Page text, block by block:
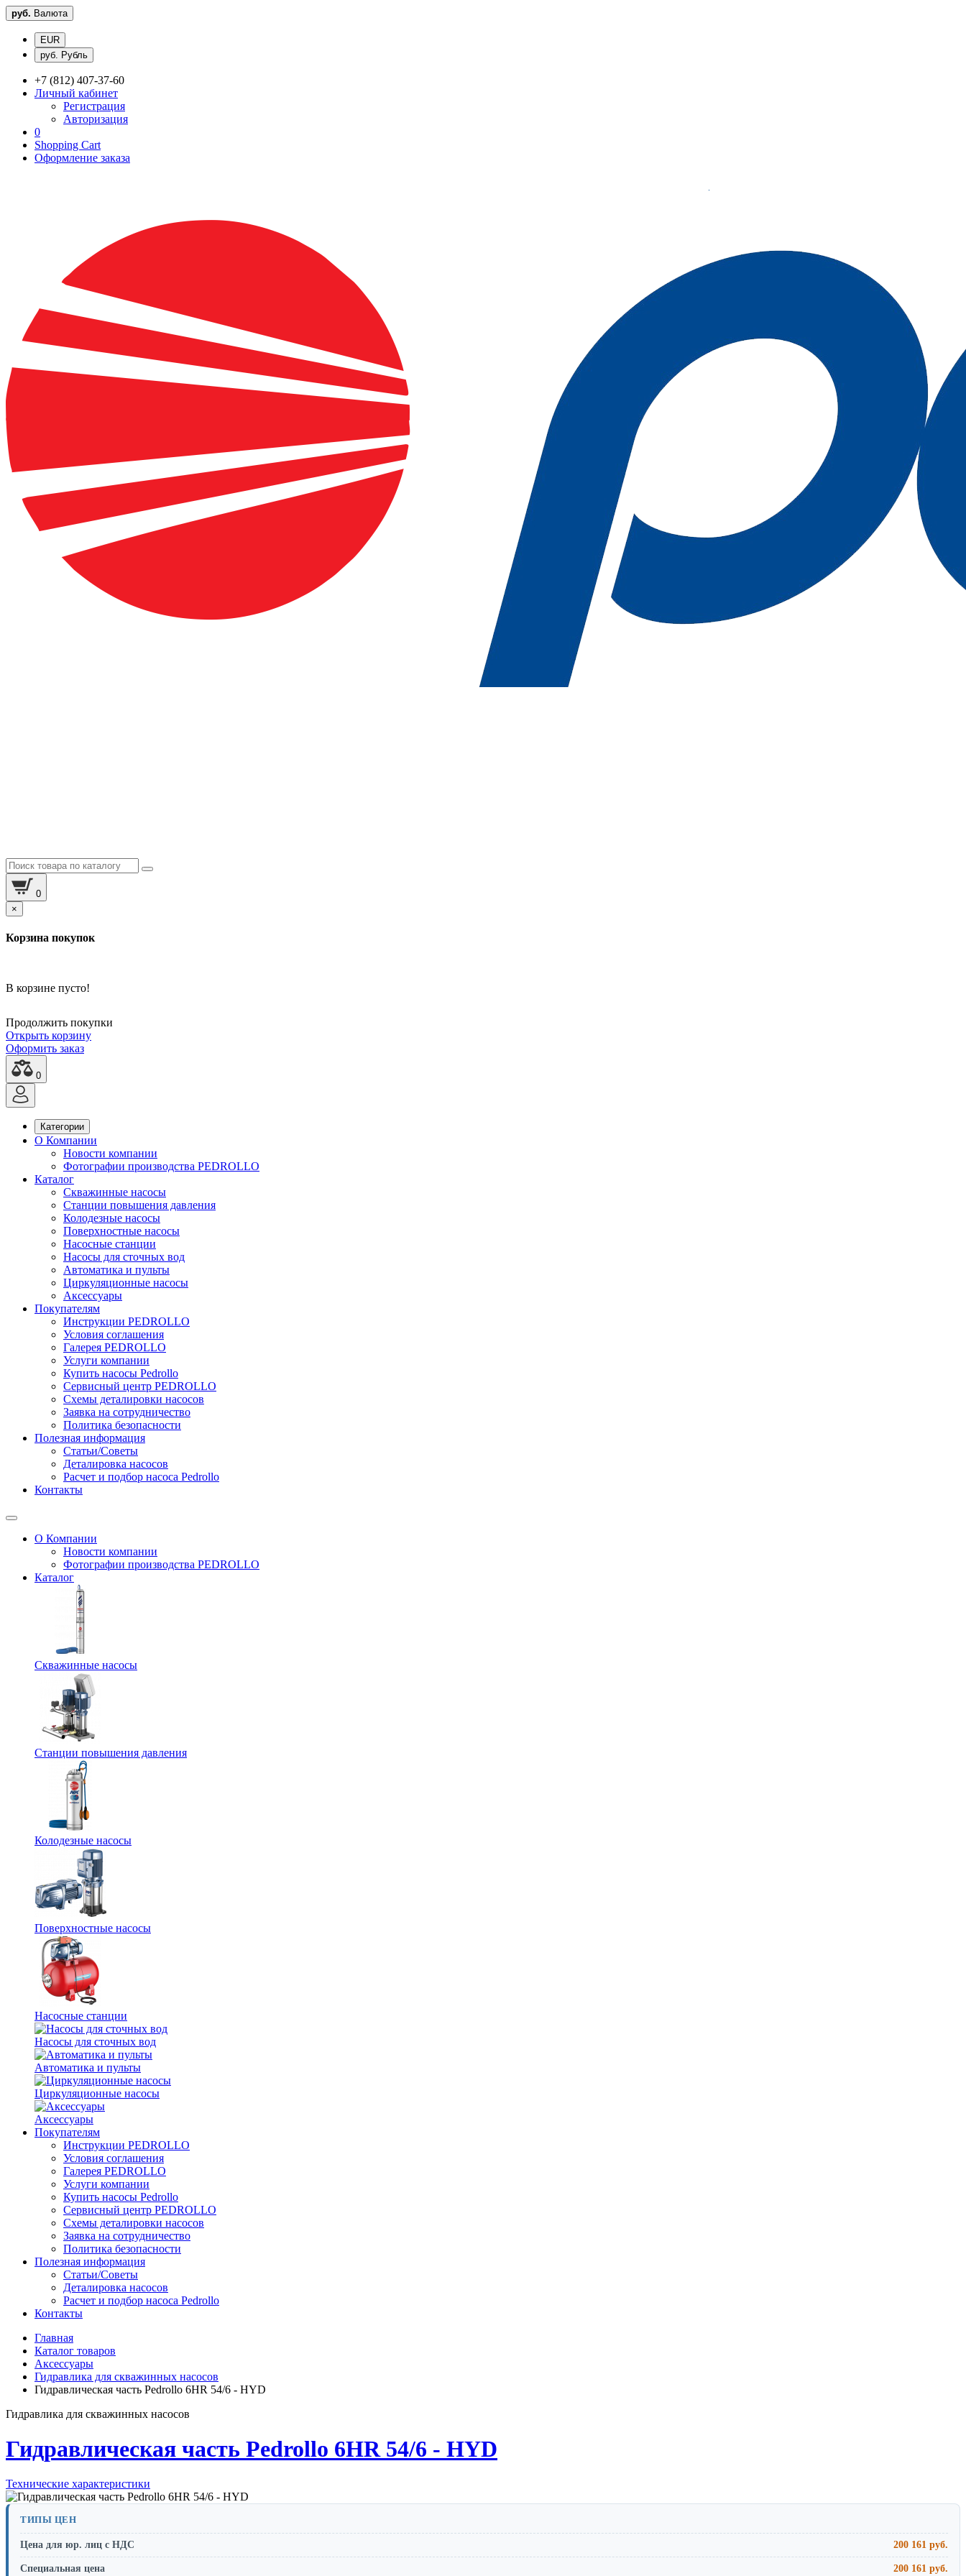
руб. Валюта
EUR
руб. Рубль
+7 (812) 407-37-60
Личный кабинет
Регистрация
Авторизация
0
Shopping Cart
Оформление заказа
0
×
Корзина покупок
В корзине пусто!
Продолжить покупки
Открыть корзину
Оформить заказ
0
Категории
О Компании
Новости компании
Фотографии производства PEDROLLO
Каталог
Скважинные насосы
Станции повышения давления
Колодезные насосы
Поверхностные насосы
Насосные станции
Насосы для сточных вод
Автоматика и пульты
Циркуляционные насосы
Аксессуары
Покупателям
Инструкции PEDROLLO
Условия соглашения
Галерея PEDROLLO
Услуги компании
Купить насосы Pedrollo
Сервисный центр PEDROLLO
Схемы деталировки насосов
Заявка на сотрудничество
Политика безопасности
Полезная информация
Статьи/Советы
Деталировка насосов
Расчет и подбор насоса Pedrollo
Контакты
О Компании
Новости компании
Фотографии производства PEDROLLO
Каталог
Скважинные насосы
Станции повышения давления
Колодезные насосы
Поверхностные насосы
Насосные станции
Насосы для сточных вод
Автоматика и пульты
Циркуляционные насосы
Аксессуары
Покупателям
Инструкции PEDROLLO
Условия соглашения
Галерея PEDROLLO
Услуги компании
Купить насосы Pedrollo
Сервисный центр PEDROLLO
Схемы деталировки насосов
Заявка на сотрудничество
Политика безопасности
Полезная информация
Статьи/Советы
Деталировка насосов
Расчет и подбор насоса Pedrollo
Контакты
Главная
Каталог товаров
Аксессуары
Гидравлика для скважинных насосов
Гидравлическая часть Pedrollo 6HR 54/6 - HYD
Гидравлика для скважинных насосов
Гидравлическая часть Pedrollo 6HR 54/6 - HYD
Технические характеристики
ТИПЫ ЦЕН
Цена для юр. лиц с НДС 200 161 руб.
Специальная цена 200 161 руб.